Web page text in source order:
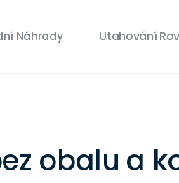
Náhrady Utahování
obalu a